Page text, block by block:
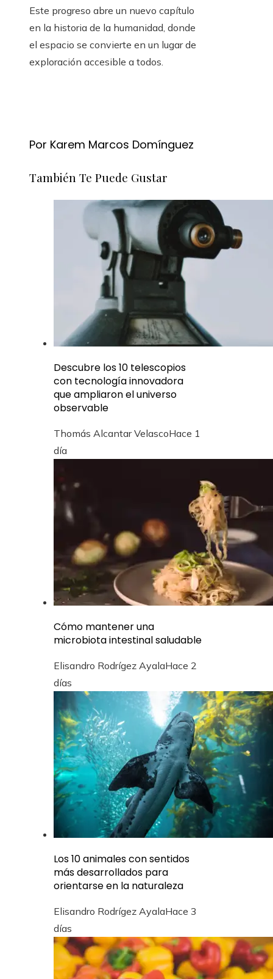
Este progreso abre un nuevo capítulo
en la historia de la humanidad, donde
el espacio se convierte en un lugar de
exploración accesible a todos.
Por Karem Marcos Domínguez
También Te Puede Gustar
Descubre los 10 telescopios
con tecnología innovadora
que ampliaron el universo
observable
Thomás Alcantar VelascoHace 1
día
Cómo mantener una
microbiota intestinal saludable
Elisandro Rodrígez AyalaHace 2
días
Los 10 animales con sentidos
más desarrollados para
orientarse en la naturaleza
Elisandro Rodrígez AyalaHace 3
días